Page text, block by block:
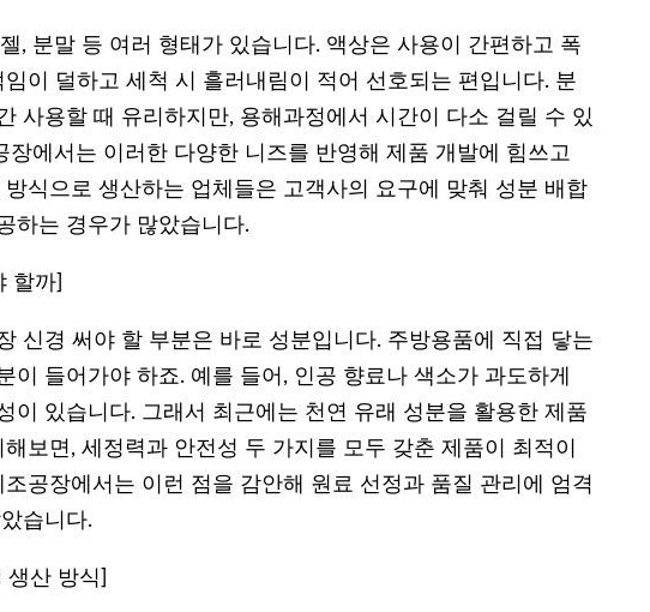
, 분말 등 여러 형태가 있습니다. 액상은 사용이 간편하고 폭
이 덜하고 세척 시 흘러내림이 적어 선호되는 편입니다. 분
사용할 때 유리하지만, 용해과정에서 시간이 다소 걸릴 수 있
장에서는 이러한 다양한 니즈를 반영해 제품 개발에 힘쓰고
식으로 생산하는 업체들은 고객사의 요구에 맞춰 성분 배합
하는 경우가 많았습니다.
할까]
신경 써야 할 부분은 바로 성분입니다. 주방용품에 직접 닿는
이 들어가야 하죠. 예를 들어, 인공 향료나 색소가 과도하게
이 있습니다. 그래서 최근에는 천연 유래 성분을 활용한 제품
보면, 세정력과 안전성 두 가지를 모두 갖춘 제품이 최적이
공장에서는 이런 점을 감안해 원료 선정과 품질 관리에 엄격
습니다.
산 방식]